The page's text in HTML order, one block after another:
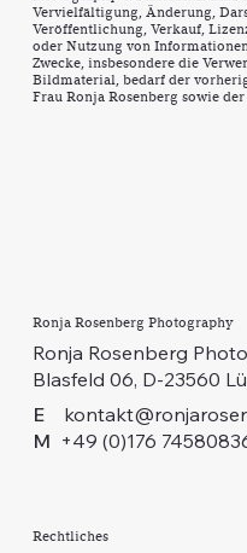
Vervielfältigung, Änderung,
Veröffentlichung, Verkauf,
oder Nutzung von
Zwecke, insbesondere die
Bildmaterial, bedarf der
Frau Ronja Rosenberg sowie
Ronja Rosenberg Photography
Ronja Rosenberg
Blasfeld 06, D-23560
E
M +49 (0)176
Rechtliches